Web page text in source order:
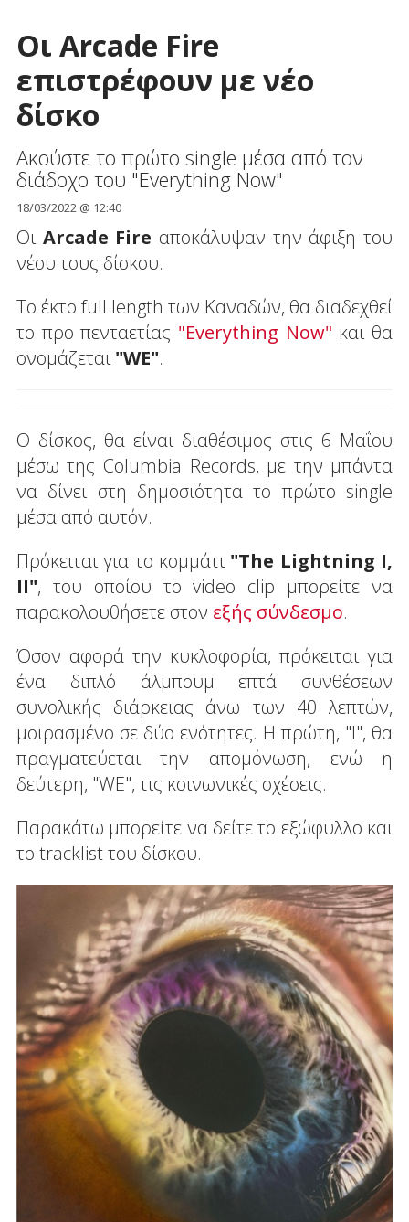
Οι Arcade Fire
επιστρέφουν με νέο
δίσκο
Ακούστε το πρώτο single μέσα από τον
διάδοχο του "Everything Now"
18/03/2022 @ 12:40
Οι Arcade Fire αποκάλυψαν την άφιξη του
νέου τους δίσκου.
Το έκτο full length των Καναδών, θα διαδεχθεί
το προ πενταετίας "Everything Now" και θα
ονομάζεται"WE".
Ο δίσκος, θα είναι διαθέσιμος στις 6 Μαΐου
μέσω της Columbia Records, με την μπάντα
να δίνει στη δημοσιότητα το πρώτο single
μέσα από αυτόν.
Πρόκειται για το κομμάτι "The Lightning I,
II", του οποίου το video clip μπορείτε να
παρακολουθήσετε στον εξής σύνδεσμο.
Όσον αφορά την κυκλοφορία, πρόκειται για
ένα διπλό άλμπουμ επτά συνθέσεων
συνολικής διάρκειας άνω των 40 λεπτών,
μοιρασμένο σε δύο ενότητες. Η πρώτη, "I", θα
πραγματεύεται την απομόνωση, ενώ η
δεύτερη, "WE", τις κοινωνικές σχέσεις.
Παρακάτω μπορείτε να δείτε το εξώφυλλο και
το tracklist του δίσκου.